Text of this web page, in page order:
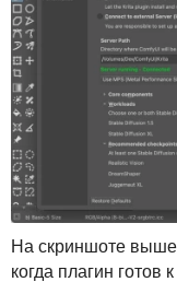
На скриншоте выше
когда плагин готов